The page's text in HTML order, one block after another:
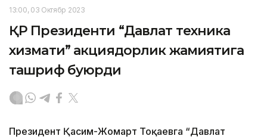
13:00, 03 Октябр 2023
ҚР Президенти “Давлат техника
хизмати” акциядорлик жамиятига
ташриф буюрди
Президент Қасим-Жомарт Тоқаевга “Давлат